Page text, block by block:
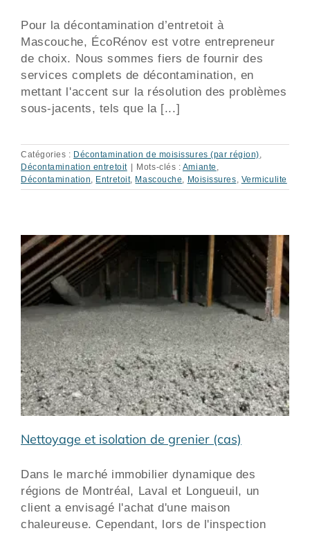
Pour la décontamination d’entretoit à
Mascouche, ÉcoRénov est votre entrepreneur
de choix. Nous sommes fiers de fournir des
services complets de décontamination, en
mettant l'accent sur la résolution des problèmes
sous-jacents, tels que la [...]
Catégories : Décontamination de moisissures (par région)
Décontamination entretoit | Mots-clés : Amiante
Décontamination
Entretoit, Mascouche Moisissures Vermiculite
Nettoyage et isolation de grenier (cas)
Dans le marché immobilier dynamique des
régions de Montréal, Laval et Longueuil, un
client a envisagé l'achat d'une maison
chaleureuse. Cependant, lors de l'inspection